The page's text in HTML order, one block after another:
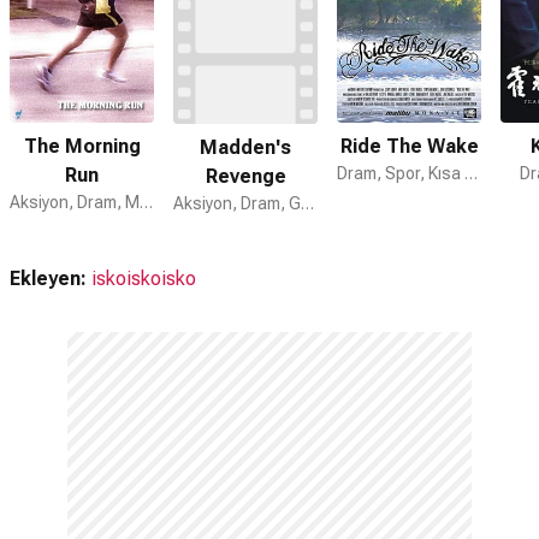
The Morning
Run
Aksiyon, Dram, Macera
Madden's
Revenge
Aksiyon, Dram, Gerilim
Ride The Wake
Dram, Spor, Kısa Film
Ekleyen: iskoiskoisko